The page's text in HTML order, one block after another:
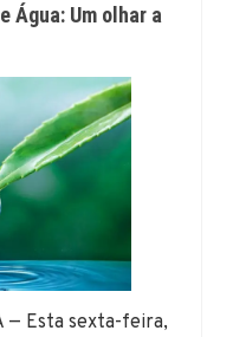
Água: Um olhar a
— Esta sexta-feira,